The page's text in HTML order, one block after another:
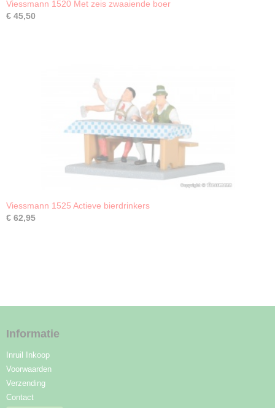
Viessmann 1520 Met zeis zwaaiende boer
€ 45,50
Viessmann 1525 Actieve bierdrinkers
€ 62,95
Informatie
Inruil Inkoop
Voorwaarden
Verzending
Contact